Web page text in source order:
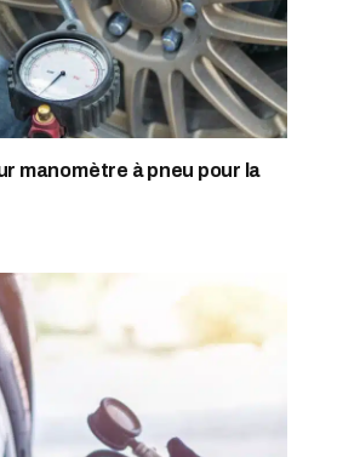
manomètre à pneu pour la